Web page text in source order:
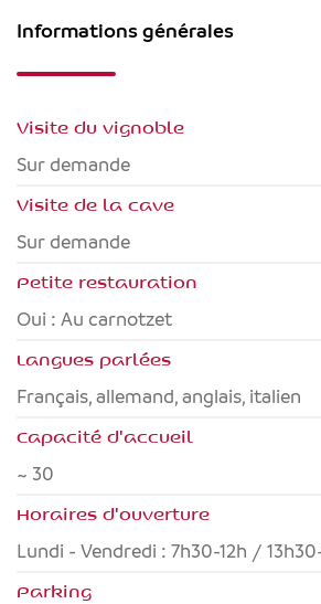
Informations générales
Visite du vignoble
Sur demande
Visite de la cave
Sur demande
Petite restauration
Oui : Au carnotzet
Langues parlées
français, allemand, anglais, italien
Capacité d'accueil
~ 30
Horaires d'ouverture
Lundi - Vendredi : 7h30-12h /
Parking